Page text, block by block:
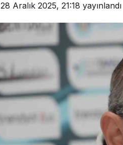
28 Aralık 2025, 21:18 yayınlandı